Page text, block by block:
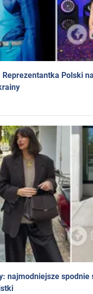
Polski
najmodniejsze spodnie